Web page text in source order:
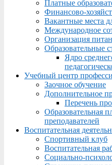
Платные
Финансово-
Вакантные места
Международное
Организация
Образовательные
Ядро
Учебный центр
Заочное обучение
Дополнительное
Перечень
Образовательная
преподавателей
Воспитательная
Спортивный клуб
Воспитательная
Социально-